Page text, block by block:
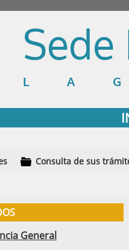
Sede
Consulta de sus
General